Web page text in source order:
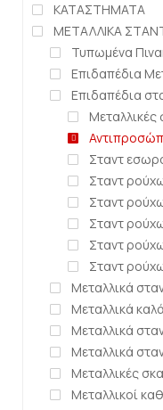
ΚΑΤΑΣΤΗΜΑΤΑ
ΜΕΤΑΛΛΙΚΑ
Τυπωμένα
Επιδαπέδια
Επιδαπέδια
Σταντ
Σταντ
Σταντ
Σταντ
Σταντ
Σταντ
Μεταλλικά
Μεταλλικά
Μεταλλικά
Μεταλλικά
Μεταλλικές
Μεταλλικοί